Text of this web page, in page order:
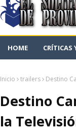
HOME CRÍTICAS
Inicio trailers Destino
Destino
la